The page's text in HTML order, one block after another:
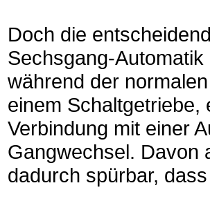
Doch die
Sechsgang-
während der
einem
Verbindung mit einer
Gangwechsel. Davon
dadurch spürbar,